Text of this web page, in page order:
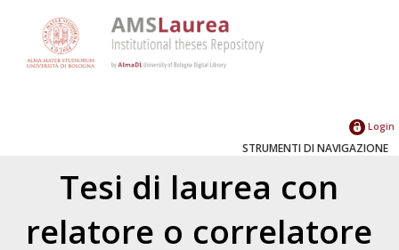
Login
STRUMENTI DI NAVIGAZIONE
Tesi di laurea con
relatore o correlatore